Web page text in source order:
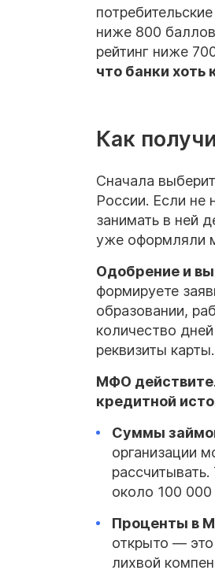
ниже 800
рейтинг ниже
что банки хоть
Как
Сначала
России. Если не
занимать в ней
уже оформляли
Одобрение и
формируете
образовании,
количество
реквизиты карты.
МФО
кредитной
Суммы
организации
около 100
Проценты в
открыто —
лихвой